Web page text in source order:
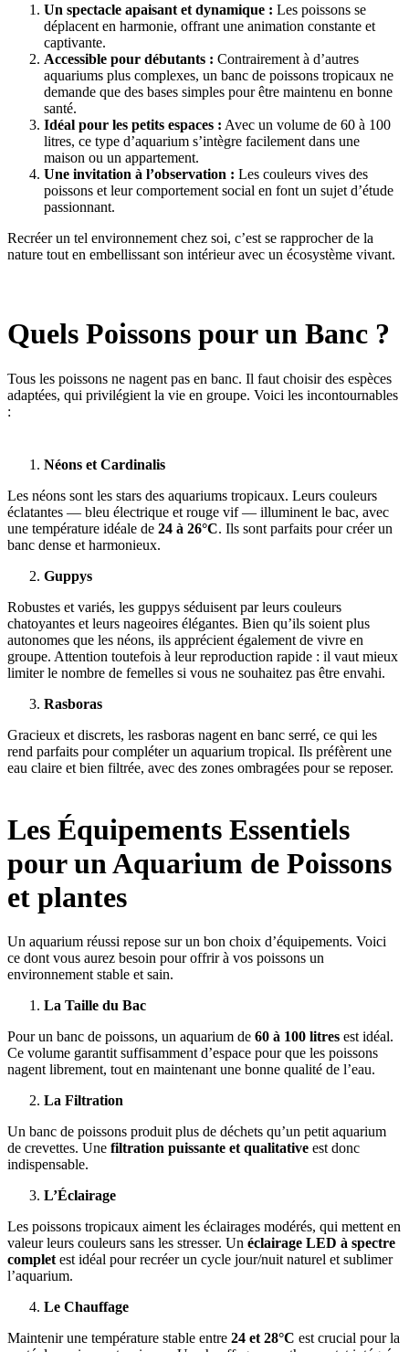
Un spectacle apaisant et dynamique : Les poissons se
déplacent en harmonie, offrant une animation constante et
captivante.
Accessible pour débutants : Contrairement à d’autres
aquariums plus complexes, un banc de poissons tropicaux ne
demande que des bases simples pour être maintenu en bonne
santé.
Idéal pour les petits espaces : Avec un volume de 60 à 100
litres, ce type d’aquarium s’intègre facilement dans une
maison ou un appartement.
Une invitation à l’observation : Les couleurs vives des
poissons et leur comportement social en font un sujet d’étude
passionnant.
Recréer un tel environnement chez soi, c’est se rapprocher de la
nature tout en embellissant son intérieur avec un écosystème vivant.
Quels Poissons pour un Banc ?
Tous les poissons ne nagent pas en banc. Il faut choisir des espèces
adaptées, qui privilégient la vie en groupe. Voici les incontournables
:
Néons et Cardinalis
Les néons sont les stars des aquariums tropicaux. Leurs couleurs
éclatantes — bleu électrique et rouge vif — illuminent le bac, avec
une température idéale de 24 à 26°C. Ils sont parfaits pour créer un
banc dense et harmonieux.
Guppys
Robustes et variés, les guppys séduisent par leurs couleurs
chatoyantes et leurs nageoires élégantes. Bien qu’ils soient plus
autonomes que les néons, ils apprécient également de vivre en
groupe. Attention toutefois à leur reproduction rapide : il vaut mieux
limiter le nombre de femelles si vous ne souhaitez pas être envahi.
Rasboras
Gracieux et discrets, les rasboras nagent en banc serré, ce qui les
rend parfaits pour compléter un aquarium tropical. Ils préfèrent une
eau claire et bien filtrée, avec des zones ombragées pour se reposer.
Les Équipements Essentiels
pour un Aquarium de Poissons
et plantes
Un aquarium réussi repose sur un bon choix d’équipements. Voici
ce dont vous aurez besoin pour offrir à vos poissons un
environnement stable et sain.
La Taille du Bac
Pour un banc de poissons, un aquarium de 60 à 100 litres est idéal.
Ce volume garantit suffisamment d’espace pour que les poissons
nagent librement, tout en maintenant une bonne qualité de l’eau.
La Filtration
Un banc de poissons produit plus de déchets qu’un petit aquarium
de crevettes. Une filtration puissante et qualitative est donc
indispensable.
L’Éclairage
Les poissons tropicaux aiment les éclairages modérés, qui mettent en
valeur leurs couleurs sans les stresser. Un éclairage LED à spectre
complet est idéal pour recréer un cycle jour/nuit naturel et sublimer
l’aquarium.
Le Chauffage
Maintenir une température stable entre 24 et 28°C est crucial pour la